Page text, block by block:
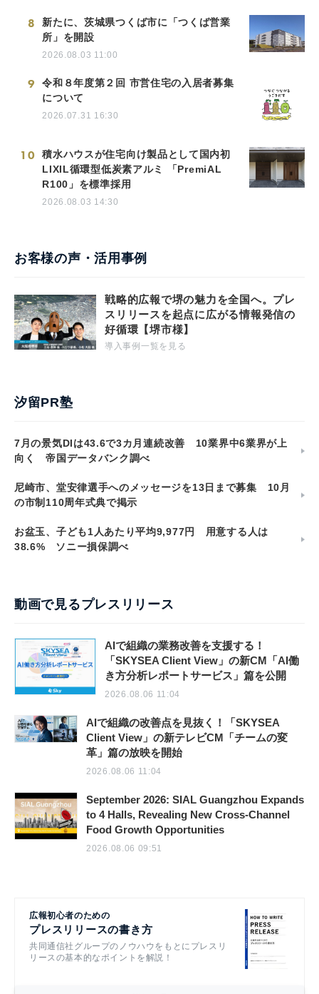
8
新たに、茨城県つくば市に「つくば営業
所」を開設
2026.08.03 11:00
9
令和８年度第２回 市営住宅の入居者募集
について
2026.07.31 16:30
10
積水ハウスが住宅向け製品として国内初
LIXIL循環型低炭素アルミ 「PremiAL
R100」を標準採用
2026.08.03 14:30
お客様の声・活用事例
戦略的広報で堺の魅力を全国へ。プレ
スリリースを起点に広がる情報発信の
好循環【堺市様】
導入事例一覧を見る
汐留PR塾
7月の景気DIは43.6で3カ月連続改善 10業界中6業界が上
向く 帝国データバンク調べ
尼崎市、堂安律選手へのメッセージを13日まで募集 10月
の市制110周年式典で掲示
お盆玉、子ども1人あたり平均9,977円 用意する人は
38.6% ソニー損保調べ
動画で見るプレスリリース
AIで組織の業務改善を支援する！
「SKYSEA Client View」の新CM「AI働
き方分析レポートサービス」篇を公開
2026.08.06 11:04
AIで組織の改善点を見抜く！「SKYSEA
Client View」の新テレビCM「チームの変
革」篇の放映を開始
2026.08.06 11:04
September 2026: SIAL Guangzhou Expands
to 4 Halls, Revealing New Cross-Channel
Food Growth Opportunities
2026.08.06 09:51
広報初心者のための
プレスリリースの書き方
共同通信社グループのノウハウをもとにプレスリ
リースの基本的なポイントを解説！